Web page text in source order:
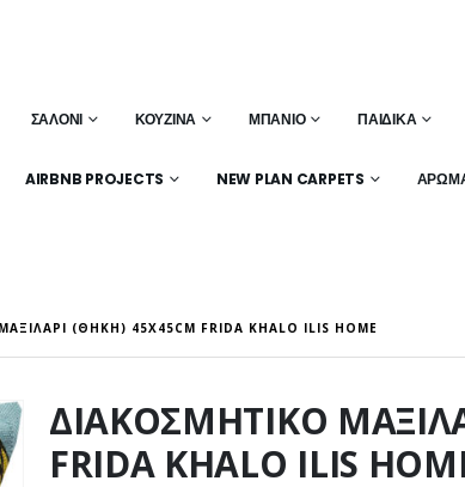
ΣΑΛΌΝΙ ΚΟΥΖΊΝΑ ΜΠΆΝΙΟ ΠΑΙΔΙΚΆ
AIRBNB PROJECTS NEW PLAN CARPETS
(ΘΗΚΗ) 45X45CM FRIDA KHALO ILIS HOME
ΔΙΑΚΟΣΜΗΤΙΚΟ
FRIDA KHALO ILIS